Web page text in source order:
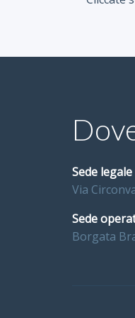
Sede legale
Via
Sede
Borgata